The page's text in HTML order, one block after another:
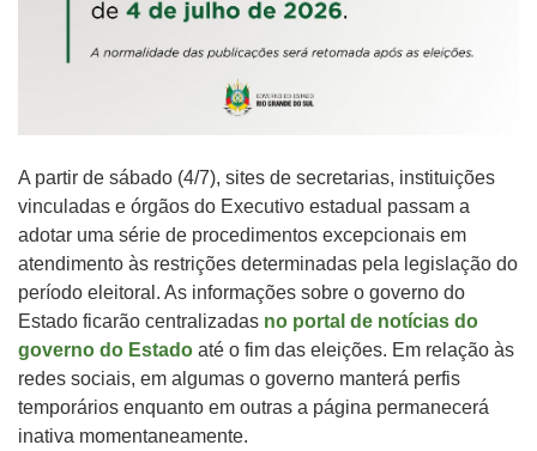
A partir de sábado (4/7), sites de secretarias, instituições
vinculadas e órgãos do Executivo estadual passam a
adotar uma série de procedimentos excepcionais em
atendimento às restrições determinadas pela legislação do
período eleitoral. As informações sobre o governo do
Estado ficarão centralizadas no portal de notícias do
governo do Estado até o fim das eleições. Em relação às
redes sociais, em algumas o governo manterá perfis
temporários enquanto em outras a página permanecerá
inativa momentaneamente.